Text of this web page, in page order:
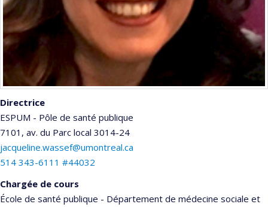
Directrice
ESPUM - Pôle de santé publique
7101, av. du Parc local 3014-24
jacqueline.wassef@umontreal.ca
514 343-6111 #44032
Chargée de cours
École de santé publique - Département de médecine sociale et